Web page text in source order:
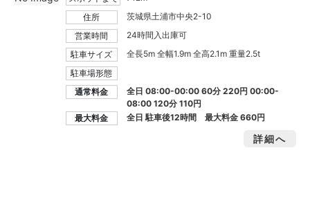
住所
茨城県土浦市中央2-10
営業時間
24時間入出庫可
駐車サイズ
全長5m 全幅1.9m 全高2.1m 重量2.5t
駐車場形態
通常料金
全日 08:00-00:00 60分 220円 00:00-
08:00 120分 110円
最大料金
全日 駐車後12時間 最大料金660円
詳細へ